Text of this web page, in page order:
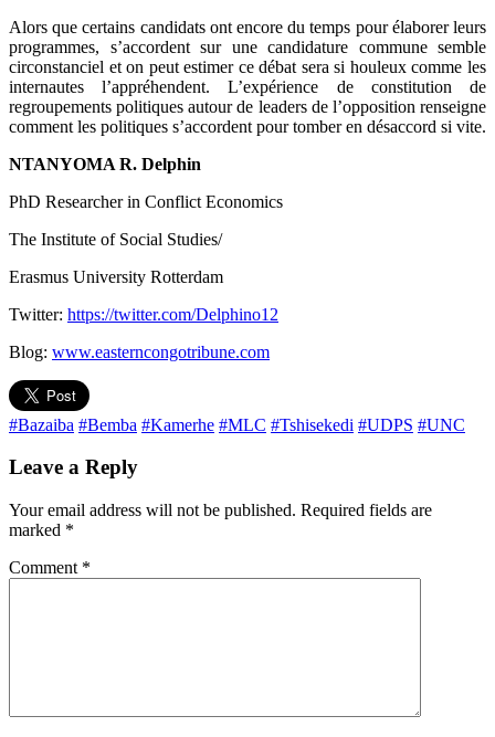
Alors que certains candidats ont encore du temps pour élaborer leurs
programmes, s’accordent sur une candidature commune semble
circonstanciel et on peut estimer ce débat sera si houleux comme les
internautes l’appréhendent. L’expérience de constitution de
regroupements politiques autour de leaders de l’opposition renseigne
comment les politiques s’accordent pour tomber en désaccord si vite.
NTANYOMA R. Delphin
PhD Researcher in Conflict Economics
The Institute of Social Studies/
Erasmus University Rotterdam
Twitter: https://twitter.com/Delphino12
Blog: www.easterncongotribune.com
#Bazaiba #Bemba #Kamerhe #MLC #Tshisekedi #UDPS #UNC
Leave a Reply
Your email address will not be published. Required fields are
marked *
Comment *